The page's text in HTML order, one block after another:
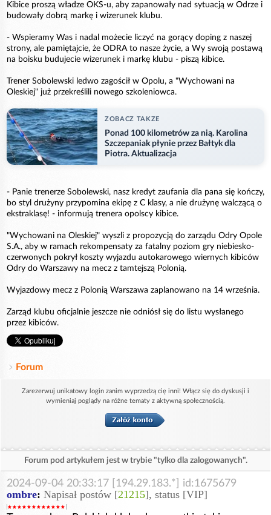
Kibice proszą władze OKS-u, aby zapanowały nad sytuacją w Odrze i
budowały dobrą markę i wizerunek klubu.
- Wspieramy Was i nadal możecie liczyć na gorący doping z naszej
strony, ale pamiętajcie, że ODRA to nasze życie, a Wy swoją postawą
na boisku budujecie wizerunek i markę klubu - piszą kibice.
Trener Sobolewski ledwo zagościł w Opolu, a "Wychowani na
Oleskiej" już przekreślili nowego szkoleniowca.
ZOBACZ TAKZE
Ponad 100 kilometrów za nią. Karolina
Szczepaniak płynie przez Bałtyk dla
Piotra. Aktualizacja
- Panie trenerze Sobolewski, nasz kredyt zaufania dla pana się kończy,
bo styl drużyny przypomina ekipę z C klasy, a nie drużynę walczącą o
ekstraklasę! - informują trenera opolscy kibice.
"Wychowani na Oleskiej" wyszli z propozycją do zarządu Odry Opole
S.A., aby w ramach rekompensaty za fatalny poziom gry niebiesko-
czerwonych pokrył koszty wyjazdu autokarowego wiernych kibiców
Odry do Warszawy na mecz z tamtejszą Polonią.
Wyjazdowy mecz z Polonią Warszawa zaplanowano na 14 września.
Zarząd klubu oficjalnie jeszcze nie odniósł się do listu wysłanego
przez kibiców.
Forum
Zarezerwuj unikatowy login zanim wyprzedzą cię inni! Włącz się do dyskusji i
wymieniaj poglądy na różne tematy z aktywną społecznością.
Forum pod artykułem jest w trybie "tylko dla zalogowanych".
2024-09-04 20:33:17 [194.29.183.*] id:1675679
ombre: Napisał postów [21215], status [VIP]